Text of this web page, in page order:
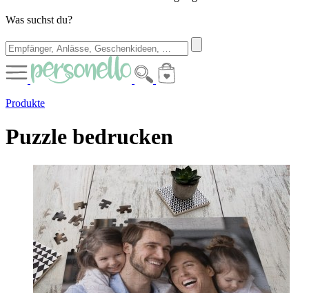
Was suchst du?
Produkte
Puzzle bedrucken